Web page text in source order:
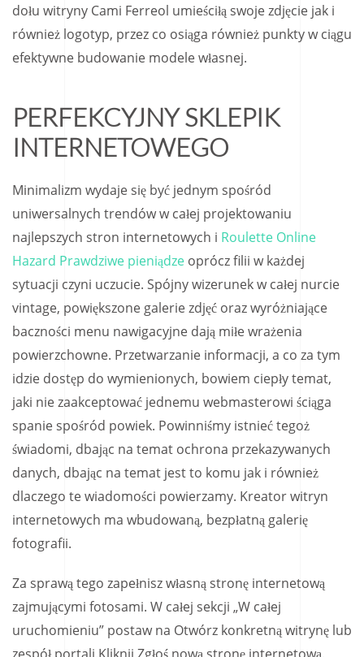
dołu witryny Cami Ferreol umieściłą swoje zdjęcie jak i
również logotyp, przez co osiąga również punkty w ciągu
efektywne budowanie modele własnej.
PERFEKCYJNY SKLEPIK
INTERNETOWEGO
Minimalizm wydaje się być jednym spośród
uniwersalnych trendów w całej projektowaniu
najlepszych stron internetowych i Roulette Online
Hazard Prawdziwe pieniądze oprócz filii w każdej
sytuacji czyni uczucie. Spójny wizerunek w całej nurcie
vintage, powiększone galerie zdjęć oraz wyróżniające
baczności menu nawigacyjne dają miłe wrażenia
powierzchowne. Przetwarzanie informacji, a co za tym
idzie dostęp do wymienionych, bowiem ciepły temat,
jaki nie zaakceptować jednemu webmasterowi ściąga
spanie spośród powiek. Powinniśmy istnieć tegoż
świadomi, dbając na temat ochrona przekazywanych
danych, dbając na temat jest to komu jak i również
dlaczego te wiadomości powierzamy. Kreator witryn
internetowych ma wbudowaną, bezpłatną galerię
fotografii.
Za sprawą tego zapełnisz własną stronę internetową
zajmującymi fotosami. W całej sekcji „W całej
uruchomieniu” postaw na Otwórz konkretną witrynę lub